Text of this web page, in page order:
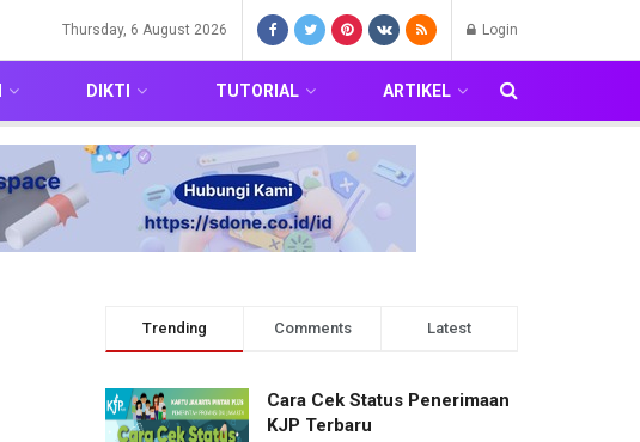
Thursday, 6 August 2026 Login
DIKTI TUTORIAL ARTIKEL
Trending Comments Latest
Cara Cek Status Penerimaan
KJP Terbaru